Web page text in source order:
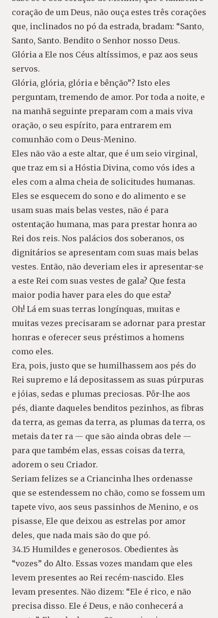
coração de um Deus, não ouça estes três corações
que, inclinados no pó da estrada, bradam: “Santo,
Santo, Santo. Bendito o Senhor nosso Deus.
Glória a Ele nos Céus altíssimos, e paz aos seus
servos.
Glória, glória, glória e bênção”? Isto eles
perguntam, tremendo de amor. Por toda a noite, e
na manhã seguinte preparam com a mais viva
oração, o seu espírito, para entrarem em
comunhão com o Deus-Menino.
Eles não vão a este altar, que é um seio virginal,
que traz em si a Hóstia Divina, como vós ides a
eles com a alma cheia de solicitudes humanas.
Eles se esquecem do sono e do alimento e se
usam suas mais belas vestes, não é para
ostentação humana, mas para prestar honra ao
Rei dos reis. Nos palácios dos soberanos, os
dignitários se apresentam com suas mais belas
vestes. Então, não deveriam eles ir apresentar-se
a este Rei com suas vestes de gala? Que festa
maior podia haver para eles do que esta?
Oh! Lá em suas terras longínquas, muitas e
muitas vezes precisaram se adornar para prestar
honras e oferecer seus préstimos a homens
como eles.
Era, pois, justo que se humilhassem aos pés do
Rei supremo e lá depositassem as suas púrpuras
e jóias, sedas e plumas preciosas. Pôr-lhe aos
pés, diante daqueles benditos pezinhos, as fibras
da terra, as gemas da terra, as plumas da terra, os
metais da ter ra — que são ainda obras dele —
para que também elas, essas coisas da terra,
adorem o seu Criador.
Seriam felizes se a Criancinha lhes ordenasse
que se estendessem no chão, como se fossem um
tapete vivo, aos seus passinhos de Menino, e os
pisasse, Ele que deixou as estrelas por amor
deles, que nada mais são do que pó.
34.15 Humildes e generosos. Obedientes às
“vozes” do Alto. Essas vozes mandam que eles
levem presentes ao Rei recém-nascido. Eles
levam presentes. Não dizem: “Ele é rico, e não
precisa disso. Ele é Deus, e não conhecerá a